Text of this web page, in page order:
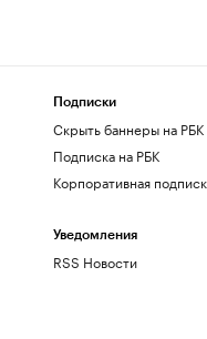
Подписки
Скрыть баннеры на РБК
Подписка на РБК
Корпоративная
Уведомления
RSS Новости